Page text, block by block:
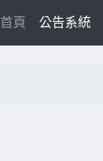
首頁(current)
公告系統